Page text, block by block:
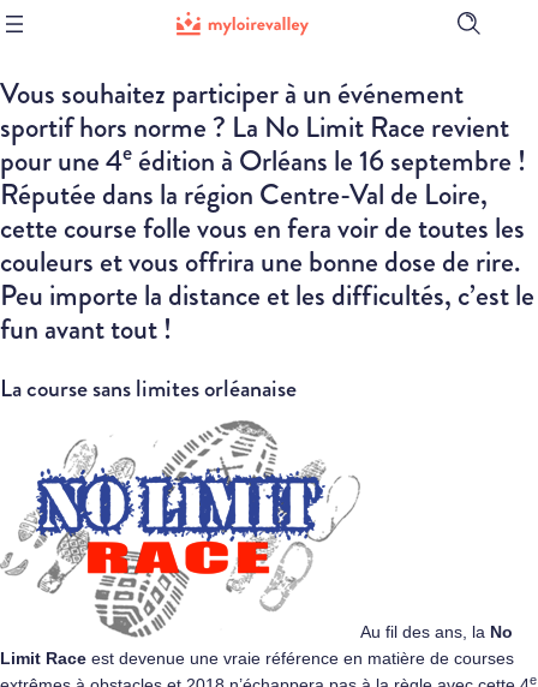
Ouvrir
Vous souhaitez participer à un événement
sportif hors norme ? La No Limit Race revient
pour une 4e édition à Orléans le 16 septembre !
Réputée dans la région Centre-Val de Loire,
cette course folle vous en fera voir de toutes les
couleurs et vous offrira une bonne dose de rire.
Peu importe la distance et les difficultés, c’est le
fun avant tout !
La course sans limites orléanaise
Au fil des ans, la No
Limit Race est devenue une vraie référence en matière de courses
e